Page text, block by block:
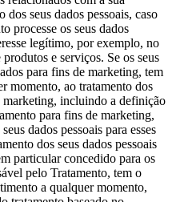
seus dados pessoais, caso
processe os seus dados
legítimo, por exemplo, no
e serviços. Se os seus
para fins de marketing, tem
momento, ao tratamento dos
marketing, incluindo a definição
para fins de marketing,
dados pessoais para esses
dos seus dados pessoais
particular concedido para os
pelo Tratamento, tem o
a qualquer momento,